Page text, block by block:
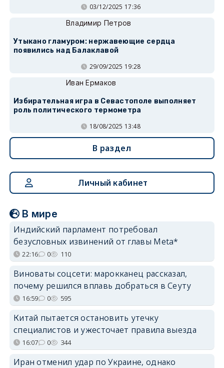
03/12/2025 17:36
Владимир Петров
Утыкано гламуром: нержавеющие сердца
появились над Балаклавой
29/09/2025 19:28
Иван Ермаков
Избирательная игра в Севастополе выполняет
роль политического термометра
18/08/2025 13:48
В раздел
Личный кабинет
В мире
Индийский парламент потребовал
безусловных извинений от главы Meta*
22:16 0 110
Виноваты соцсети: марокканец рассказал,
почему решился вплавь добраться в Сеуту
16:59 0 595
Китай пытается остановить утечку
специалистов и ужесточает правила выезда
16:07 0 344
Иран отменил удар по Украине, однако